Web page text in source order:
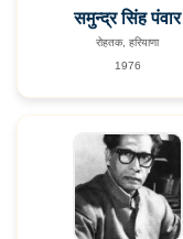
समुन्द्र सिंह पंवार
रोहतक, हरियाणा
1976